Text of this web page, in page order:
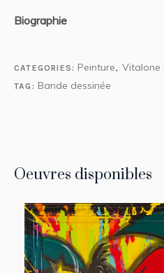
Biographie
CATEGORIES: Peinture, Vitalone
TAG: Bande dessinée
Oeuvres disponibles